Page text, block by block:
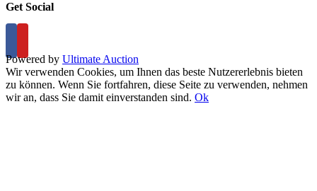
Get Social
Powered by Ultimate Auction
Wir verwenden Cookies, um Ihnen das beste Nutzererlebnis bieten
zu können. Wenn Sie fortfahren, diese Seite zu verwenden, nehmen
wir an, dass Sie damit einverstanden sind. Ok